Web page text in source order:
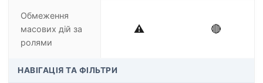
Обмеження
масових дій за
ролями
⚠️ 🔴
НАВІГАЦІЯ ТА ФІЛЬТРИ